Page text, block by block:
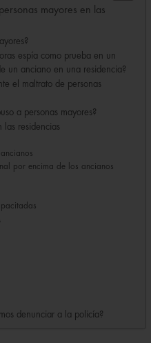
mayores en las
espía como prueba en un
un anciano en una residencia?
el maltrato de personas
a personas mayores?
las residencias
por encima de los ancianos
denunciar a la policía?